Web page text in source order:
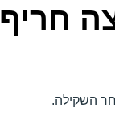
חריף
השקילה.